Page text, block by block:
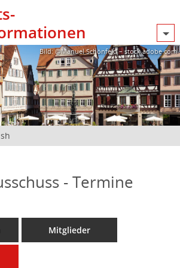
Bild: @Manuel Schönfeld – stock.adobe.com
- Termine
Mitglieder